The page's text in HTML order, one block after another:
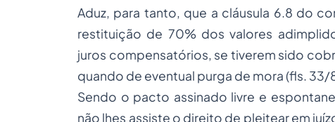
Aduz, para tanto, que a cláusula 6.8 do
restituição de 70% dos valores
juros compensatórios, se tiverem sido
quando de eventual purga de mora (fls. 33/
Sendo o pacto assinado livre e
não lhes assiste o direito de pleitear em